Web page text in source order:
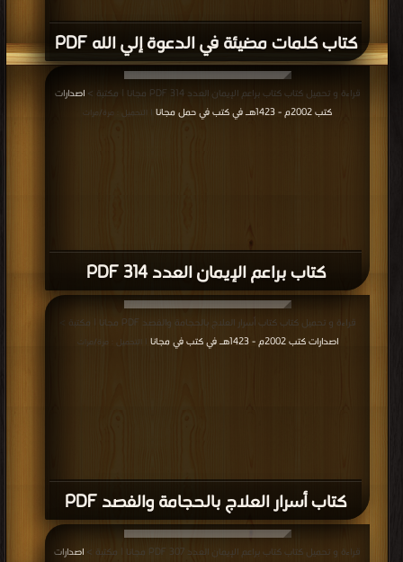
كتاب كلمات مضيئة في الدعوة إلي الله PDF
كتاب براعم الإيمان العدد 314 PDF
قراءة و تحميل كتاب كتاب براعم الإيمان العدد 314 PDF مجانا | مكتبة >
اصدارات
كتب 2002م - 1423هـ في كتب في حمل مجانا
| التحميل : مرة/مرات
كتاب أسرار العلاج بالحجامة والفصد PDF
قراءة و تحميل كتاب كتاب أسرار العلاج بالحجامة والفصد PDF مجانا | مكتبة >
اصدارات كتب 2002م - 1423هـ في كتب في مجانا
| التحميل : مرة/مرات
قراءة و تحميل كتاب كتاب براعم الإيمان العدد 307 PDF مجانا | مكتبة >
اصدارات